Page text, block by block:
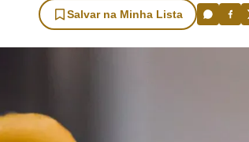
Salvar na Minha Lista